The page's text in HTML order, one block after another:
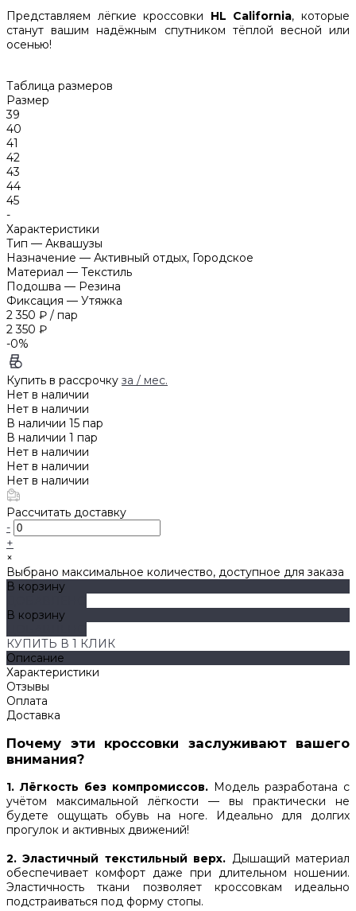
Представляем лёгкие кроссовки HL California, которые
станут вашим надёжным спутником тёплой весной или
осенью!
Таблица размеров
Размер
39
40
41
42
43
44
45
-
Характеристики
Тип — Аквашузы
Назначение — Активный отдых, Городское
Материал — Текстиль
Подошва — Резина
Фиксация — Утяжка
2 350 ₽ / пар
2 350 ₽
-0%
Купить в рассрочку за / мес.
Нет в наличии
Нет в наличии
В наличии 15 пар
В наличии 1 пар
Нет в наличии
Нет в наличии
Нет в наличии
Рассчитать доставку
-
+
×
Выбрано максимальное количество, доступное для заказа
В корзину
В корзину
КУПИТЬ В 1 КЛИК
Описание
Характеристики
Отзывы
Оплата
Доставка
Почему эти кроссовки заслуживают вашего
внимания?
1. Лёгкость без компромиссов. Модель разработана с
учётом максимальной лёгкости — вы практически не
будете ощущать обувь на ноге. Идеально для долгих
прогулок и активных движений!
2. Эластичный текстильный верх. Дышащий материал
обеспечивает комфорт даже при длительном ношении.
Эластичность ткани позволяет кроссовкам идеально
подстраиваться под форму стопы.